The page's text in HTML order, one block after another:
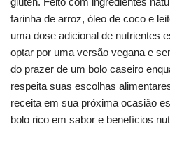
farinha de arroz, óleo de coco e
uma dose adicional de nutrientes
optar por uma versão vegana e
do prazer de um bolo caseiro
respeita suas escolhas
receita em sua próxima ocasião
bolo rico em sabor e benefícios